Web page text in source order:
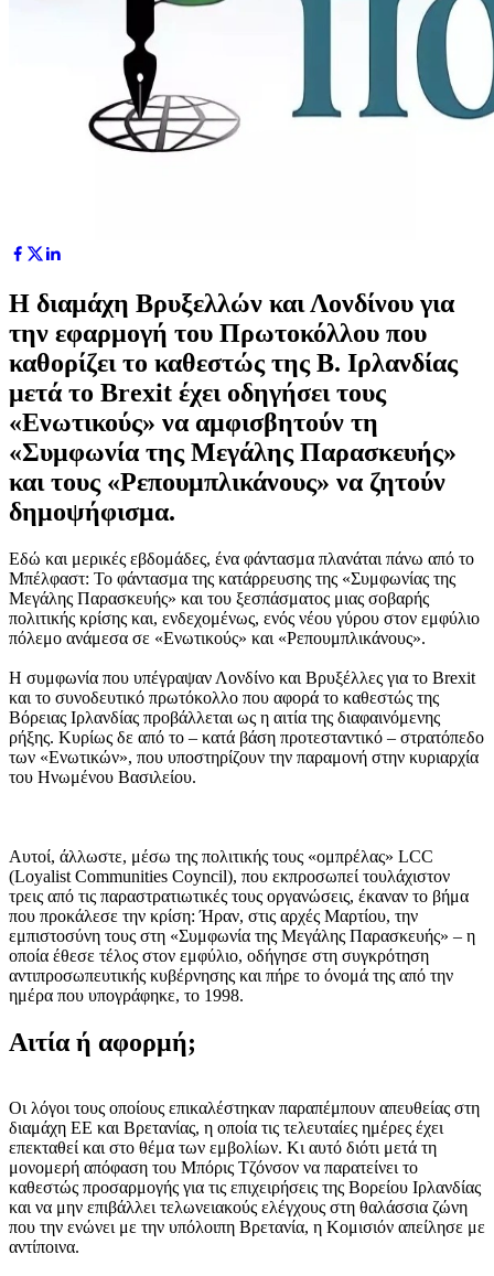
Η διαμάχη Βρυξελλών και Λονδίνου για
την εφαρμογή του Πρωτοκόλλου που
καθορίζει το καθεστώς της Β. Ιρλανδίας
μετά το Brexit έχει οδηγήσει τους
«Ενωτικούς» να αμφισβητούν τη
«Συμφωνία της Μεγάλης Παρασκευής»
και τους «Ρεπουμπλικάνους» να ζητούν
δημοψήφισμα.
Εδώ και μερικές εβδομάδες, ένα φάντασμα πλανάται πάνω από το
Μπέλφαστ: Το φάντασμα της κατάρρευσης της «Συμφωνίας της
Μεγάλης Παρασκευής» και του ξεσπάσματος μιας σοβαρής
πολιτικής κρίσης και, ενδεχομένως, ενός νέου γύρου στον εμφύλιο
πόλεμο ανάμεσα σε «Ενωτικούς» και «Ρεπουμπλικάνους».
Η συμφωνία που υπέγραψαν Λονδίνο και Βρυξέλλες για το Brexit
και το συνοδευτικό πρωτόκολλο που αφορά το καθεστώς της
Βόρειας Ιρλανδίας προβάλλεται ως η αιτία της διαφαινόμενης
ρήξης. Κυρίως δε από το – κατά βάση προτεσταντικό – στρατόπεδο
των «Ενωτικών», που υποστηρίζουν την παραμονή στην κυριαρχία
του Ηνωμένου Βασιλείου.
Αυτοί, άλλωστε, μέσω της πολιτικής τους «ομπρέλας» LCC
(Loyalist Communities Coyncil), που εκπροσωπεί τουλάχιστον
τρεις από τις παραστρατιωτικές τους οργανώσεις, έκαναν το βήμα
που προκάλεσε την κρίση: Ήραν, στις αρχές Μαρτίου, την
εμπιστοσύνη τους στη «Συμφωνία της Μεγάλης Παρασκευής» – η
οποία έθεσε τέλος στον εμφύλιο, οδήγησε στη συγκρότηση
αντιπροσωπευτικής κυβέρνησης και πήρε το όνομά της από την
ημέρα που υπογράφηκε, το 1998.
Αιτία ή αφορμή;
Οι λόγοι τους οποίους επικαλέστηκαν παραπέμπουν απευθείας στη
διαμάχη ΕΕ και Βρετανίας, η οποία τις τελευταίες ημέρες έχει
επεκταθεί και στο θέμα των εμβολίων. Κι αυτό διότι μετά τη
μονομερή απόφαση του Μπόρις Τζόνσον να παρατείνει το
καθεστώς προσαρμογής για τις επιχειρήσεις της Βορείου Ιρλανδίας
και να μην επιβάλλει τελωνειακούς ελέγχους στη θαλάσσια ζώνη
που την ενώνει με την υπόλοιπη Βρετανία, η Κομισιόν απείλησε με
αντίποινα.